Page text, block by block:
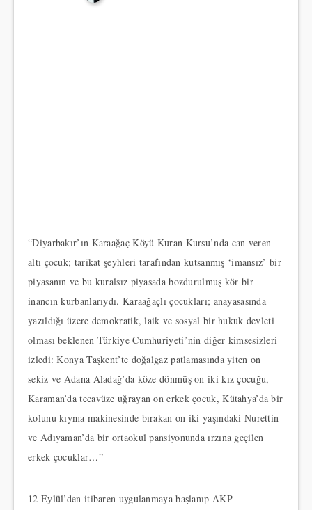
“Diyarbakır’ın Karaağaç Köyü Kuran Kursu’nda can veren
altı çocuk; tarikat şeyhleri tarafından kutsanmış ‘imansız’ bir
piyasanın ve bu kuralsız piyasada bozdurulmuş kör bir
inancın kurbanlarıydı. Karaağaçlı çocukları; anayasasında
yazıldığı üzere demokratik, laik ve sosyal bir hukuk devleti
olması beklenen Türkiye Cumhuriyeti’nin diğer kimsesizleri
izledi: Konya Taşkent’te doğalgaz patlamasında yiten on
sekiz ve Adana Aladağ’da köze dönmüş on iki kız çocuğu,
Karaman’da tecavüze uğrayan on erkek çocuk, Kütahya’da bir
kolunu kıyma makinesinde bırakan on iki yaşındaki Nurettin
ve Adıyaman’da bir ortaokul pansiyonunda ırzına geçilen
erkek çocuklar…”
12 Eylül’den itibaren uygulanmaya başlanıp AKP